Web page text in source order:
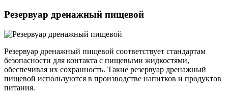
Резервуар дренажный пищевой
Резервуар дренажный пищевой соответствует стандартам
безопасности для контакта с пищевыми жидкостями,
обеспечивая их сохранность. Такие резервуар дренажный
пищевой используются в производстве напитков и продуктов
питания.